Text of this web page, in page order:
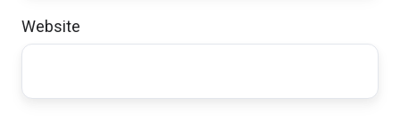
Website